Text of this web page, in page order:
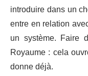
introduire dans un
entre en relation
un système. Faire
Royaume : cela
donne déjà.